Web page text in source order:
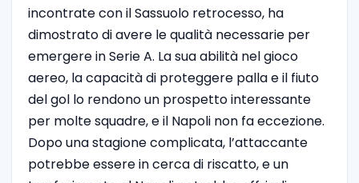
incontrate con il Sassuolo retrocesso, ha
dimostrato di avere le qualità necessarie per
emergere in Serie A. La sua abilità nel gioco
aereo, la capacità di proteggere palla e il fiuto
del gol lo rendono un prospetto interessante
per molte squadre, e il Napoli non fa eccezione.
Dopo una stagione complicata, l’attaccante
potrebbe essere in cerca di riscatto, e un